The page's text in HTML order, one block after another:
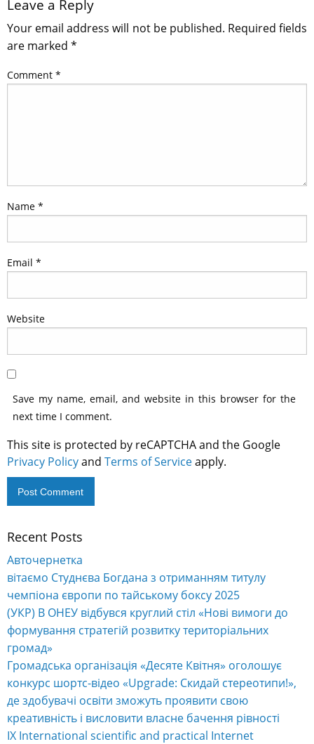
Leave a Reply
Your email address will not be published. Required fields
are marked *
Comment *
Name *
Email *
Website
Save my name, email, and website in this browser for the
next time I comment.
This site is protected by reCAPTCHA and the Google
Privacy Policyand Terms of Serviceapply.
Alternative:
Recent Posts
Авточернетка
вітаємо Студнєва Богдана з отриманням титулу
чемпіона європи по тайському боксу 2025
(УКР) В ОНЕУ відбувся круглий стіл «Нові вимоги до
формування стратегій розвитку територіальних
громад»
Громадська організація «Десяте Квітня» оголошує
конкурс шортс-відео «Upgrade: Скидай стереотипи!»,
де здобувачі освіти зможуть проявити свою
креативність і висловити власне бачення рівності
IX International scientific and practical Internet